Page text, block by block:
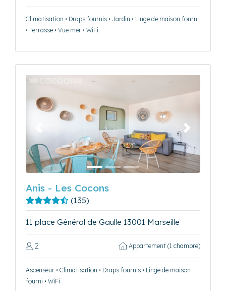
Climatisation • Draps fournis • Jardin • Linge de maison fourni
• Terrasse • Vue mer • WiFi
Précédent Suivant
Anis - Les Cocons
(135)
11 place Général de Gaulle 13001 Marseille
2 Appartement (1 chambre)
Ascenseur • Climatisation • Draps fournis • Linge de maison
fourni • WiFi